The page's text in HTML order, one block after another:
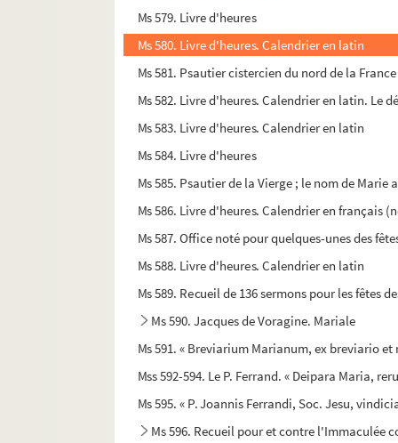
Ms 579. Livre d'heures
Ms 580. Livre d'heures. Calendrier en latin
Ms 581. Psautier cistercien du nord de la France
Ms 582. Livre d'heures. Calendrier en latin. Le
Ms 583. Livre d'heures. Calendrier en latin
Ms 584. Livre d'heures
Ms 585. Psautier de la Vierge ; le nom de
Ms 586. Livre d'heures. Calendrier en français
Ms 587. Office noté pour quelques-unes des
Ms 588. Livre d'heures. Calendrier en latin
Ms 589. Recueil de 136 sermons pour les fêtes
Ms 590. Jacques de Voragine. Mariale
Ms 591. « Breviarium Marianum, ex breviario
Mss 592-594. Le P. Ferrand. « Deipara Maria,
Ms 595. « P. Joannis Ferrandi, Soc. Jesu,
Ms 596. Recueil pour et contre l'Immaculée